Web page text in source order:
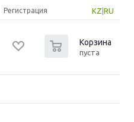
KZ RU
Регистрация
Корзина
пуста